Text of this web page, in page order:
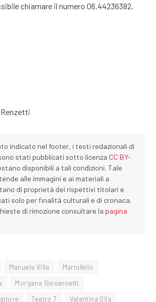
chiamare il numero 06.44236382.
indicato nel footer, i testi redazionali di
stati pubblicati sotto licenza CC BY-
disponibili a tali condizioni. Tale
alle immagini e ai materiali a
di proprietà dei rispettivi titolari e
solo per finalità culturali e di cronaca.
di rimozione consultare la pagina
Manuela Villa
Martufello
Morgana Giovannetti
Teatro 7 Valentina Olla